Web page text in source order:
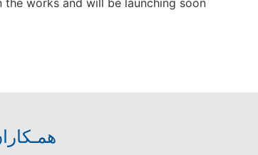
works and will be launching soon!